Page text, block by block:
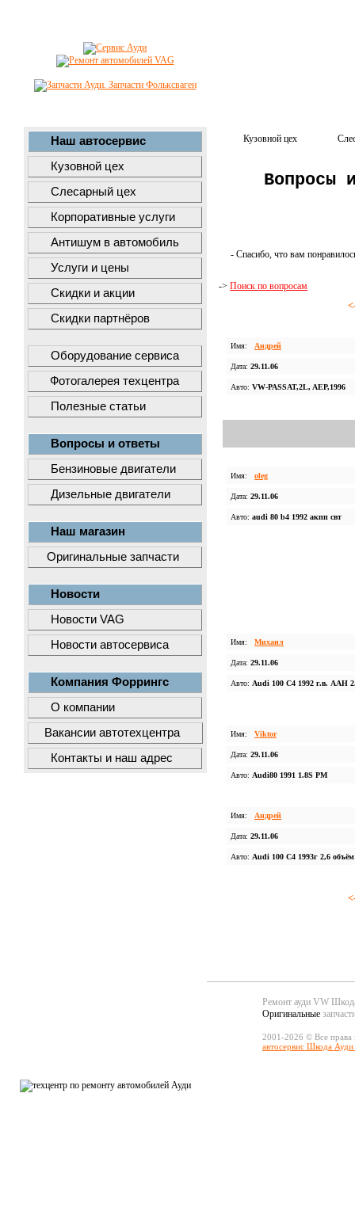
Наш автосервис
Кузовной цех
Слесарный цех
Корпоративные услуги
Антишум в автомобиль
Услуги и цены
Скидки и акции
Скидки партнёров
Оборудование сервиса
Фотогалерея техцентра
Полезные статьи
Вопросы и ответы
Бензиновые двигатели
Дизельные двигатели
Наш магазин
Оригинальные запчасти
Новости
Новости VAG
Новости автосервиса
Компания Форрингс
О компании
Вакансии автотехцентра
Контакты и наш адрес
Кузовной цех
Вопросы
- Спасибо, что вам
-> Поиск по вопросам
Имя: Андрей
Дата: 29.11.06
Авто: VW-PASSAT,2L, AEP,1996
Имя: oleg
Дата: 29.11.06
Авто: audi 80 b4 1992 акпп свт
Имя: Михаил
Дата: 29.11.06
Авто: Audi 100 C4 1992 г.в. AAH
Имя: Viktor
Дата: 29.11.06
Авто: Audi80 1991 1.8S PM
Имя: Андрей
Дата: 29.11.06
Авто: Audi 100 C4 1993г 2,6 объём
Ремонт ауди VW
Оригинальные
2001-2026 © Все
автосервис Шкода